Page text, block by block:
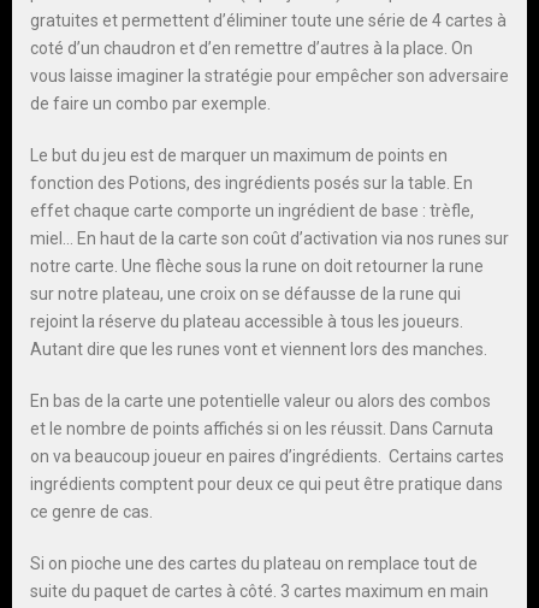
gratuites et permettent d’éliminer toute une série de 4 cartes à
coté d’un chaudron et d’en remettre d’autres à la place. On
vous laisse imaginer la stratégie pour empêcher son adversaire
de faire un combo par exemple.
Le but du jeu est de marquer un maximum de points en
fonction des Potions, des ingrédients posés sur la table. En
effet chaque carte comporte un ingrédient de base : trèfle,
miel… En haut de la carte son coût d’activation via nos runes sur
notre carte. Une flèche sous la rune on doit retourner la rune
sur notre plateau, une croix on se défausse de la rune qui
rejoint la réserve du plateau accessible à tous les joueurs.
Autant dire que les runes vont et viennent lors des manches.
En bas de la carte une potentielle valeur ou alors des combos
et le nombre de points affichés si on les réussit. Dans Carnuta
on va beaucoup joueur en paires d’ingrédients. Certains cartes
ingrédients comptent pour deux ce qui peut être pratique dans
ce genre de cas.
Si on pioche une des cartes du plateau on remplace tout de
suite du paquet de cartes à côté. 3 cartes maximum en main